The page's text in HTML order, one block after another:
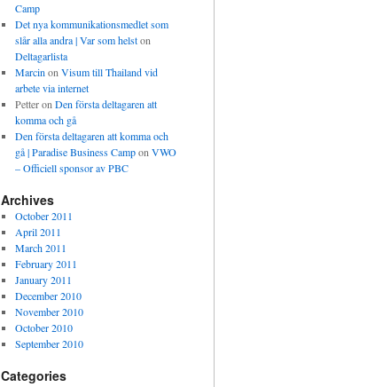
Camp
Det nya kommunikationsmedlet som
slår alla andra | Var som helston
Deltagarlista
Marcin on Visum till Thailand vid
arbete via internet
Petteron Den första deltagaren att
komma och gå
Den första deltagaren att komma och
gå | Paradise Business Campon VWO
– Officiell sponsor av PBC
Archives
October 2011
April 2011
March 2011
February 2011
January 2011
December 2010
November 2010
October 2010
September 2010
Categories